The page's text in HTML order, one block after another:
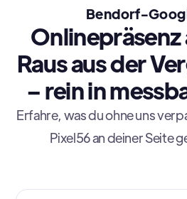
Bendorf-
Onlinepräsenz
Raus aus der
– rein in
Erfahre, was du ohne uns
Pixel56 an deiner Seite